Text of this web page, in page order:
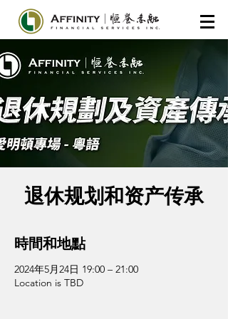
退休规划和资产传承
時間和地點
2024年5月24日 19:00 – 21:00
Location is TBD